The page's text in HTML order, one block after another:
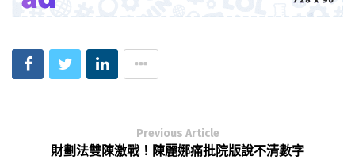
Previous Article
財劃法雙陳激戰！陳麗娜痛批院版說不清數字